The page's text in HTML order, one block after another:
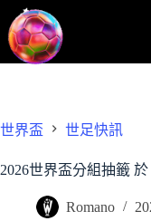
至
主
容
世界盃 世足快訊
2026世界盃分組抽籤
Romano